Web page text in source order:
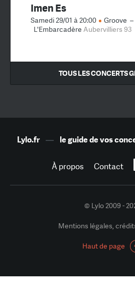
Imen Es
Samedi 29/01 à 20:00 Groove –
L'Embarcadère Aubervilliers 93
TOUS LES CONCERTS
Lylo.fr— le guide de vos
À propos Contact
© Lylo 2009 -
Mentions légales,
Haut de page